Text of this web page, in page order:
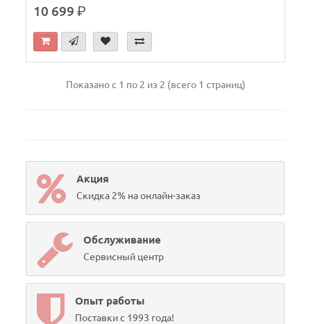
10 699р.
Показано с 1 по 2 из 2 (всего 1 страниц)
Акция
Скидка 2% на онлайн-заказ
Обслуживание
Сервисный центр
Опыт работы
Поставки с 1993 года!